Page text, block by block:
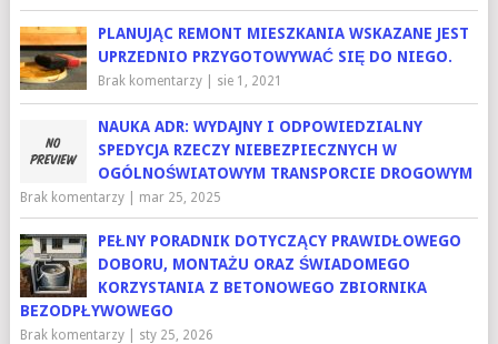
PLANUJĄC REMONT MIESZKANIA WSKAZANE JEST
UPRZEDNIO PRZYGOTOWYWAĆ SIĘ DO NIEGO.
Brak komentarzy| sie 1, 2021
NAUKA ADR: WYDAJNY I ODPOWIEDZIALNY
SPEDYCJA RZECZY NIEBEZPIECZNYCH W
OGÓLNOŚWIATOWYM TRANSPORCIE DROGOWYM
Brak komentarzy| mar 25, 2025
PEŁNY PORADNIK DOTYCZĄCY PRAWIDŁOWEGO
DOBORU, MONTAŻU ORAZ ŚWIADOMEGO
KORZYSTANIA Z BETONOWEGO ZBIORNIKA
BEZODPŁYWOWEGO
Brak komentarzy| sty 25, 2026